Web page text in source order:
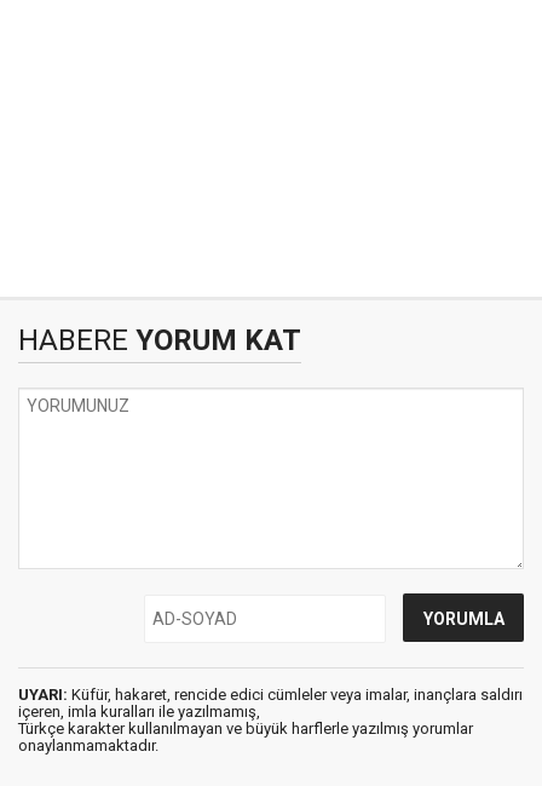
HABERE YORUM KAT
UYARI: Küfür, hakaret, rencide edici cümleler veya imalar, inançlara saldırı
içeren, imla kuralları ile yazılmamış,
Türkçe karakter kullanılmayan ve büyük harflerle yazılmış yorumlar
onaylanmamaktadır.